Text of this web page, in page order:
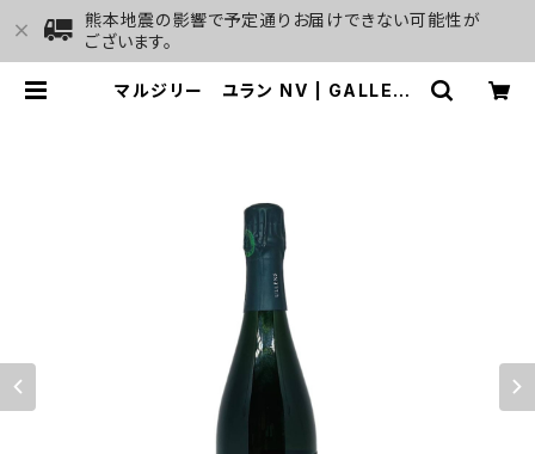
熊本地震の影響で予定通りお届けできない可能性が
ございます。
マルジリー ユラン NV | GALLERY